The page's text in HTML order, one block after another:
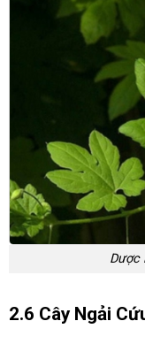
Dược
2.6 Cây Ngải